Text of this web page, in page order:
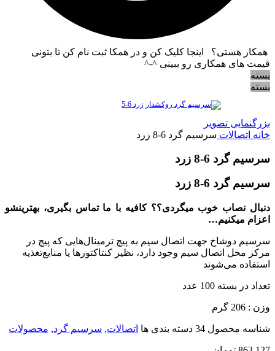
همکار هستی؟ اینجا کلیک کن و در همکا ثبت نام کن تا بتونی
قیمت های همکاری رو ببینی ^-^
بسته
بسته
بزرگنمایی تصویر
خانه اتصالات سرسیم گرد 6-8 زرد
سرسیم گرد 6-8 زرد
سرسیم گرد 6-8 زرد
دنبال نصاب خوب میگردی؟؟ کافیه با ما تماس بگیری، بهترینشو
اعزام میکنیم…
سرسیم‌ دوشاخ جهت اتصال سیم به پیچ ترمینال‌‌هایی که پیچ در
مرکز محل اتصال سیم وجود دارد، نظیر کنتاکتورها یا منابع‌تغذیه
استفاده می‌شوند
تعداد در بسته 100 عدد
وزن : 206 گرم
شناسه محصول 34 دسته بندی ها اتصالات, سرسیم گرد, محصولات